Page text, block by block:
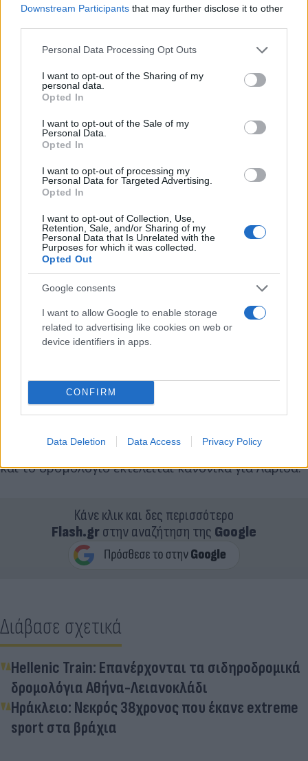
Downstream Participants that may further disclose it to other
Please note that this website/app uses one or more Google
not limited to your visit or usage behaviour. You may click to
grant or deny consent to Google and its third-party tags to
use your data for below specified purposes in below Google
consent section.
Personal Data Processing Opt Outs
I want to opt-out of the Sharing of my
personal data.
Opted In
I want to opt-out of the Sale of my
Personal Data.
Opted In
I want to opt-out of processing my
Personal Data for Targeted Advertising.
Opted In
I want to opt-out of Collection, Use,
Retention, Sale, and/or Sharing of my
Personal Data that Is Unrelated with the
Purposes for which it was collected.
Opted Out
Google consents
I want to allow Google to enable storage
related to advertising like cookies on web or
device identifiers in apps.
CONFIRM
Data Deletion Data Access Privacy Policy
Λίγο μετά τις 10.30 ολοκληρώθηκε ο έλεγχος στο
ειδικές δυνάμεις, χωρίς ευρήματα.
Οι ειδικές δυνάμεις της ΕΛΑΣ με εκπαιδευμένα
ειδοποίηση αποδείχτηκε φάρσα.
Το λεωφορείο εκτελούσε το δρομολόγιο Αθήνα –
Λάρισα και είχε ξεκινήσει στις 7.30 από το σταθμό
λεωφορείο σταμάτησε στο Σχηματάρι με εντολή
της Αστυνομίας και μεταφέρθηκε στην άκρη του
δρόμου για έλεγχο. Με το λεωφορείο ταξίδευαν 34
επιβάτες, οι οποίοι αποβιβάστηκαν και περίμεναν
Με τη λήξη του συναγερμού οι επιβάτες
Να σημειώσουμε ότι στο σημείο έφτασε και
επιβατών, αλλά ήδη είχε ολοκληρωθεί ο έλεγχος
και το δρομολόγιο εκτελείται κανονικά για Λάρισα.
Κάνε κλικ και δες περισσότερο
Flash.grστην αναζήτηση της Google
Διάβασε σχετικά
Hellenic Train: Επανέρχονται τα σιδηροδρομικά
δρομολόγια Αθήνα-Λειανοκλάδι
Ηράκλειο: Νεκρός 38χρονος που έκανε extreme
sport στα βράχια